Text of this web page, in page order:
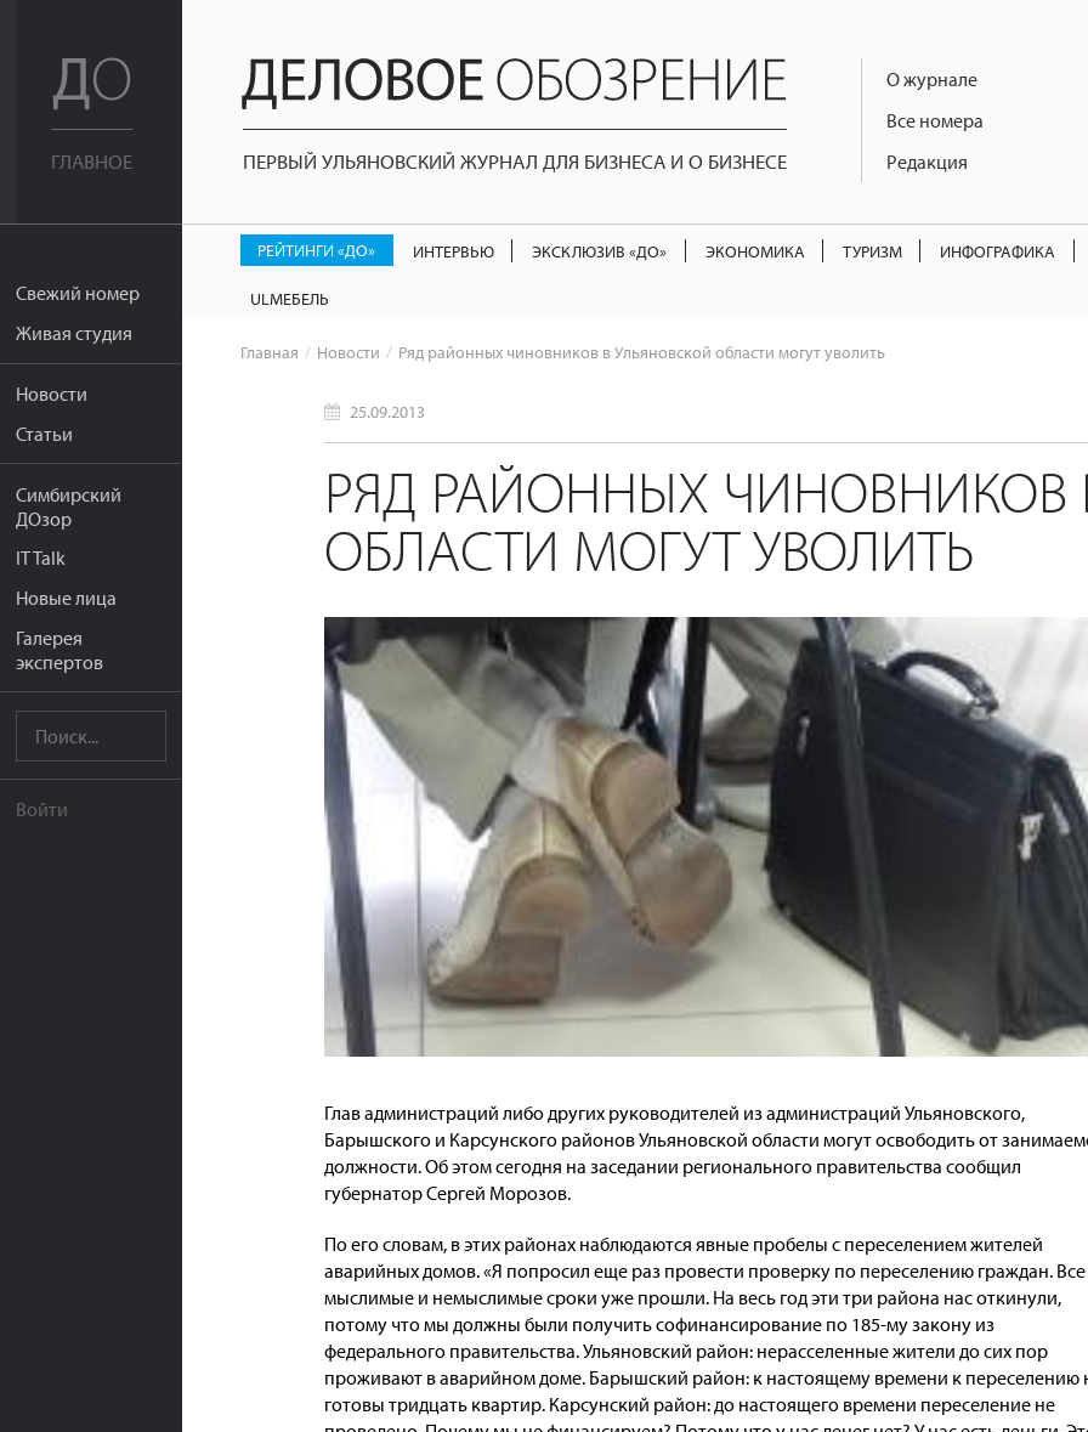
ГЛАВНОЕ
Свежий номер
Живая студия
Новости
Статьи
Симбирский
ДОзор
IT Talk
Новые лица
Галерея
экспертов
Войти
ПЕРВЫЙ УЛЬЯНОВСКИЙ ЖУРНАЛ ДЛЯ БИЗНЕСА И О БИЗНЕСЕ
О журнале
Все номера
Редакция
РЕЙТИНГИ «ДО» ИНТЕРВЬЮ ЭКСКЛЮЗИВ «ДО» ЭКОНОМИКА ТУРИЗМ ИНФОГРАФИКА
ULМЕБЕЛЬ
Главная Новости Ряд районных чиновников в Ульяновской области могут уволить
25.09.2013
РЯД РАЙОННЫХ ЧИНОВНИКОВ
ОБЛАСТИ МОГУТ УВОЛИТЬ
Глав администраций либо других руководителей из администраций Ульяновского,
Барышского и Карсунского районов Ульяновской области могут освободить от
должности. Об этом сегодня на заседании регионального правительства сообщил
губернатор Сергей Морозов.
По его словам, в этих районах наблюдаются явные пробелы с переселением жителей
аварийных домов. «Я попросил еще раз провести проверку по переселению граждан. Все
мыслимые и немыслимые сроки уже прошли. На весь год эти три района нас откинули,
потому что мы должны были получить софинансирование по 185-му закону из
федерального правительства. Ульяновский район: нерасселенные жители до сих пор
проживают в аварийном доме. Барышский район: к настоящему времени к переселению
готовы тридцать квартир. Карсунский район: до настоящего времени переселение не